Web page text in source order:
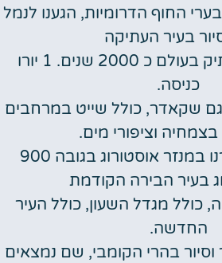
החוף הדרומיות, הגענו לנמל
בעיר העתיקה
כולל עץ הזית העתיק בעולם כ 2000 שנים. 1 יורו
כניסה.
שקאדר, כולל שייט במרחבים
וציפורי מים.
.. ביקרנו במנזר אוסטורוג בגובה 900
בעיר הבירה הקודמת
כולל מגדל השעון, כולל העיר
החדשה.
וסיור בהרי הקומבי, שם נמצאים